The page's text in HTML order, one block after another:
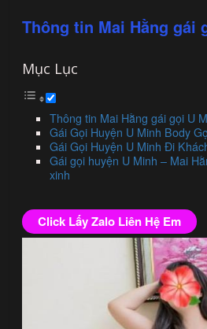
Thông tin Mai Hằng gái
Mục Lục
Thông tin Mai Hằng gái gọi U
Gái Gọi Huyện U Minh Body
Gái Gọi Huyện U Minh Đi
Gái gọi huyện U Minh – Mai
xinh
Click Lấy Zalo Liên Hệ Em